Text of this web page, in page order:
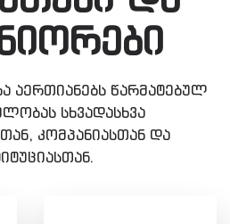
აერთიანებს წარმატებულ
სხვადასხვა
კომპანიასთან და